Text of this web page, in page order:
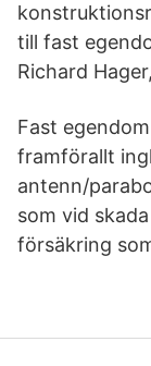
till fast
Richard
Fast
framförallt
antenn/
som vid
försäkring